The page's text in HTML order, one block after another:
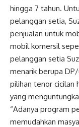
hingga 7 tahun.
pelanggan setia,
penjualan untuk
mobil komersil
pelanggan setia
menarik berupa
pilihan tenor cicilan
yang
“Adanya program
memudahkan